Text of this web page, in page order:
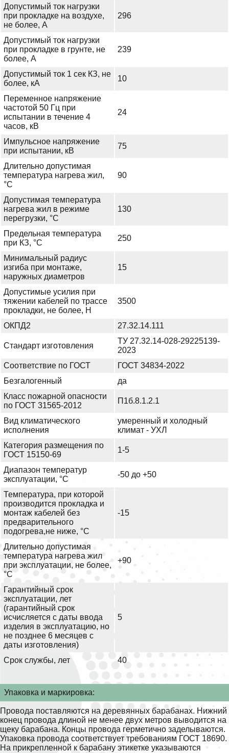
Допустимый ток нагрузки
при прокладке на воздухе,
не более, А
296
Допустимый ток нагрузки
при прокладке в грунте, не
более, А
239
Допустимый ток 1 сек КЗ, не
более, кА
10
Переменное напряжение
частотой 50 Гц при
испытании в течение 4
часов, кВ
24
Импульсное напряжение
при испытании, кВ
75
Длительно допустимая
температура нагрева жил,
°С
90
Допустимая температура
нагрева жил в режиме
перегрузки, °С
130
Предельная температура
при КЗ, °С
250
Минимальный радиус
изгиба при монтаже,
наружных диаметров
15
Допустимые усилия при
тяжении кабелей по трассе
прокладки, не более, Н
3500
ОКПД2 27.32.14.111
Стандарт изготовления
ТУ 27.32.14-028-29225139-
2023
Соответствие по ГОСТ
ГОСТ 34834-2022
Безгалогенный
да
Класс пожарной опасности
по ГОСТ 31565-2012
П1б.8.1.2.1
Вид климатического
исполнения
умеренный и холодный
климат - УХЛ
Категория размещения по
ГОСТ 15150-69
1-5
Диапазон температур
эксплуатации, °С
-50 до +50
Температура, при которой
производится прокладка и
монтаж кабелей без
предварительного
подогрева,не ниже, °С
-15
Длительно допустимая
температура нагрева жил
при эксплуатации, не более,
°С
+90
Гарантийный срок
эксплуатации, лет
(гарантийный срок
исчисляется с даты ввода
изделия в эксплуатацию, но
не позднее 6 месяцев с
даты изготовления)
5
Срок службы, лет 40
Упаковка и маркировка:
Провода поставляются на деревянных барабанах. Нижний
конец провода длиной не менее двух метров выводится на
щеку барабана. Концы провода герметично заделываются.
Упаковка провода соответствует требованиям ГОСТ 18690.
На прикрепленной к барабану этикетке указываются